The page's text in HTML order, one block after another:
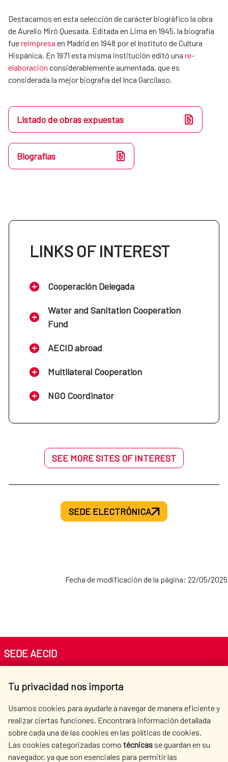
Destacamos en esta selección de carácter biográfico la obra
de Aurelio Miró Quesada. Editada en Lima en 1945, la biografía
fuereimpresa en Madrid en 1948 por el Instituto de Cultura
Hispánica. En 1971 esta misma institución editó una re-
elaboración considerablemente aumentada, que es
considerada la mejor biografía del Inca Garcilaso.
Listado de obras expuestas
Biografías
LINKS OF INTEREST
Cooperación Delegada
Water and Sanitation Cooperation
Fund
AECID abroad
Multilateral Cooperation
NGO Coordinator
SEE MORE SITES OF INTEREST
SEDE ELECTRÓNICA
Fecha de modificación de la página: 22/05/2025
Tu privacidad nos importa
Usamos cookies para ayudarle a navegar de manera eficiente y
realizar ciertas funciones. Encontrará información detallada
sobre cada una de las cookies en las políticas de cookies.
Las cookies categorizadas como técnicas se guardan en su
navegador, ya que son esenciales para permitir las
SEDE AECID
Tel. +34 900 20 30 54​​​​​​​
AECID
WHERE DO WE COOPERATE?
SPANISH HUMANITARIAN
PRESS ROOM